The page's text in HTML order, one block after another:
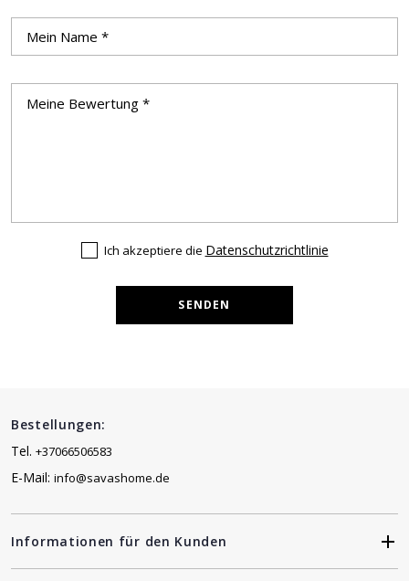
Ich akzeptiere die Datenschutzrichtlinie
SENDEN
Bestellungen:
Tel. +37066506583
E-Mail: info@savashome.de
Informationen für den Kunden